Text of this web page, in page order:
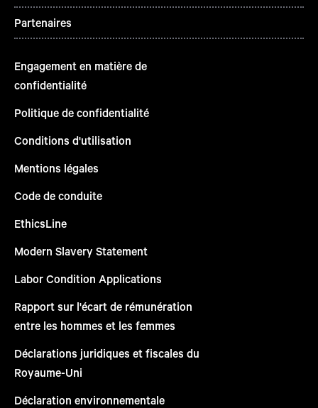
Partenaires
Engagement en matière de
confidentialité
Politique de confidentialité
Conditions d'utilisation
Mentions légales
Code de conduite
EthicsLine
Modern Slavery Statement
Labor Condition Applications
Rapport sur l'écart de rémunération
entre les hommes et les femmes
Déclarations juridiques et fiscales du
Royaume-Uni
Déclaration environnementale